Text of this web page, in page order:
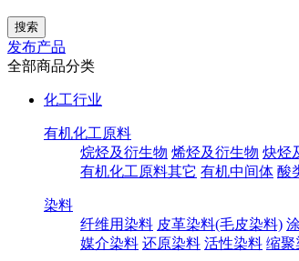
发布产品
全部商品分类
化工行业
有机化工原料
烷烃及衍生物 烯烃及衍生物 炔烃
有机化工原料其它 有机中间体 酸
染料
纤维用染料 皮革染料(毛皮染料)
媒介染料 还原染料 活性染料 缩聚